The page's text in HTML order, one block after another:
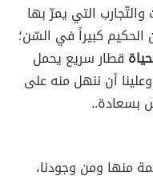
التي يمرّ بها
كبيراً في السّن؛
قطار سريع يحمل
وعلينا أن ننهل منه على
بسعادة..
منها ومن وجودنا،